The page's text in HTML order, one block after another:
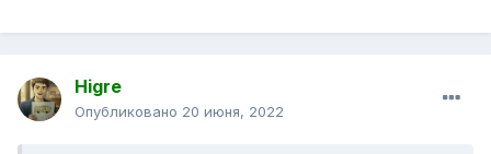
Higre
Опубликовано 20 июня, 2022